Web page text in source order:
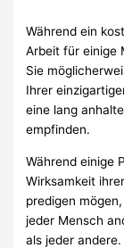
Während ein
Arbeit für einige
Sie
Ihrer
eine lang
empfinden.
Während einige
Wirksamkeit
predigen
jeder Mensch
als jeder andere.